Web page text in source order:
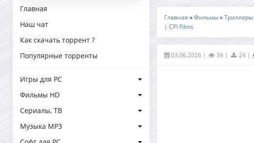
Главная
Наш чат
Как скачать торрент ?
Популярные торренты
Игры для PC
Фильмы HD
Сериалы, ТВ
Музыка MP3
Главная »Фильмы»Триллеры
| CPI Films
03.06.2026 | 34 | 24|